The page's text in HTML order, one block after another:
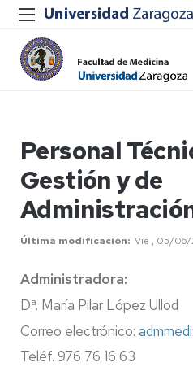
Personal
Gestión y de
Última modificación Vie , 05/
Administradora:
Dª. María Pilar López Ullod
Correo electrónico:
Teléf. 976 76 16 63